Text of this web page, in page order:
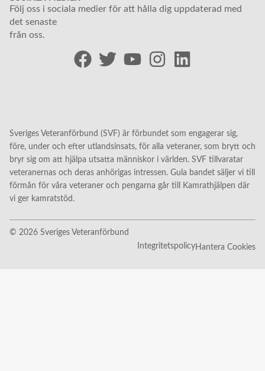
Följ oss i sociala medier för att hålla dig uppdaterad med
det senaste
från oss.
Sveriges Veteranförbund (SVF) är förbundet som engagerar sig,
före, under och efter utlandsinsats, för alla veteraner, som brytt och
bryr sig om att hjälpa utsatta människor i världen. SVF tillvaratar
veteranernas och deras anhörigas intressen. Gula bandet säljer vi till
förmån för våra veteraner och pengarna går till Kamrathjälpen där
vi ger kamratstöd.
© 2026 Sveriges Veteranförbund
IntegritetspolicyHantera Cookies